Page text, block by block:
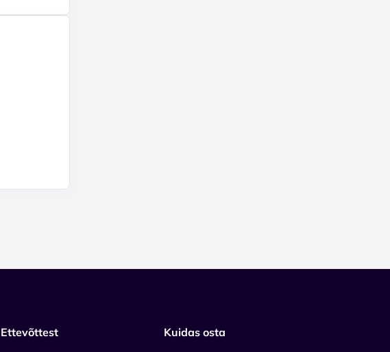
Ettevõttest Kuidas osta